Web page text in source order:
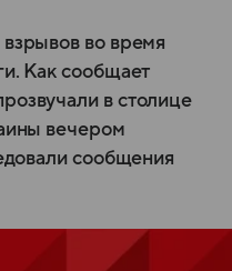
во время
Как сообщает
в столице
вечером
сообщения